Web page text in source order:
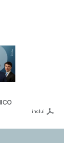
inclui